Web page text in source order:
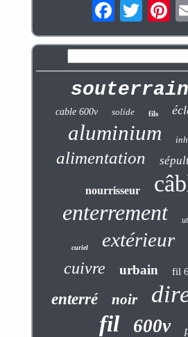
souterrain
cable 600v solide fils
aluminium
alimentation
nourrisseur
enterrement
curiel extérieur
cuivre urbain fil
enterré noir
fil 600v